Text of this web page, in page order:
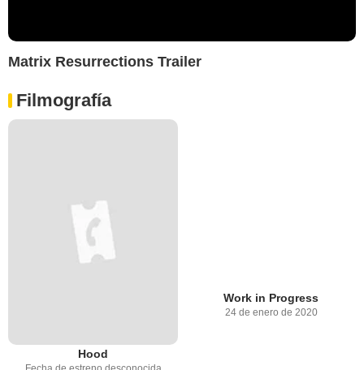
Matrix Resurrections Trailer
Filmografía
Hood
Work in Progress
24 de enero de 2020